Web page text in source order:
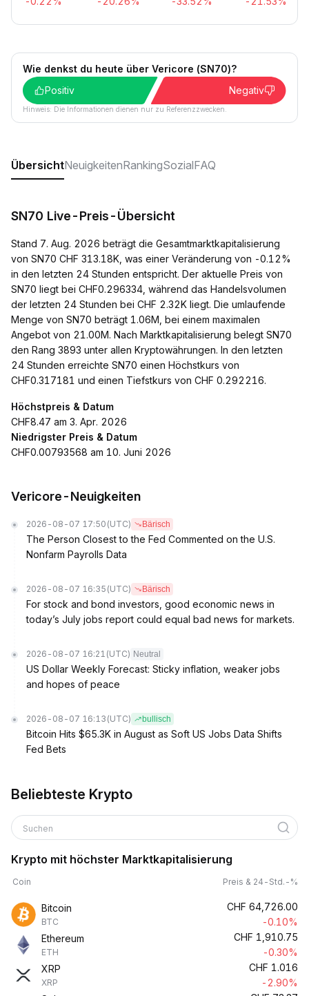
Wie denkst du heute über Vericore (SN70)?
Positiv
Negativ
Hinweis: Die Informationen dienen nur zu Referenzzwecken.
ÜbersichtNeuigkeitenRankingSozialFAQ
SN70 Live-Preis-Übersicht
Stand 7. Aug. 2026 beträgt die Gesamtmarktkapitalisierung
von SN70 CHF 313.18K, was einer Veränderung von -0.12%
in den letzten 24 Stunden entspricht. Der aktuelle Preis von
SN70 liegt bei CHF0.296334, während das Handelsvolumen
der letzten 24 Stunden bei CHF 2.32K liegt. Die umlaufende
Menge von SN70 beträgt 1.06M, bei einem maximalen
Angebot von 21.00M. Nach Marktkapitalisierung belegt SN70
den Rang 3893 unter allen Kryptowährungen. In den letzten
24 Stunden erreichte SN70 einen Höchstkurs von
CHF0.317181 und einen Tiefstkurs von CHF 0.292216.
Höchstpreis & Datum
CHF8.47 am 3. Apr. 2026
Niedrigster Preis & Datum
CHF0.00793568 am 10. Juni 2026
Vericore-Neuigkeiten
2026-08-07 17:50 (UTC) Bärisch
The Person Closest to the Fed Commented on the U.S.
Nonfarm Payrolls Data
2026-08-07 16:35 (UTC) Bärisch
For stock and bond investors, good economic news in
today’s July jobs report could equal bad news for markets.
2026-08-07 16:21 (UTC) Neutral
US Dollar Weekly Forecast: Sticky inflation, weaker jobs
and hopes of peace
2026-08-07 16:13 (UTC) bullisch
Bitcoin Hits $65.3K in August as Soft US Jobs Data Shifts
Fed Bets
Beliebteste Krypto
Suchen
Krypto mit höchster Marktkapitalisierung
Coin Preis & 24-Std.-%
Bitcoin
BTC
CHF 64,726.00
-0.10%
Ethereum
ETH
CHF 1,910.75
-0.30%
XRP
XRP
CHF 1.016
-2.90%